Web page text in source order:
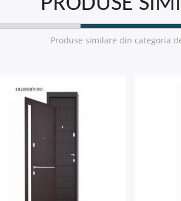
Produse similare din categoria